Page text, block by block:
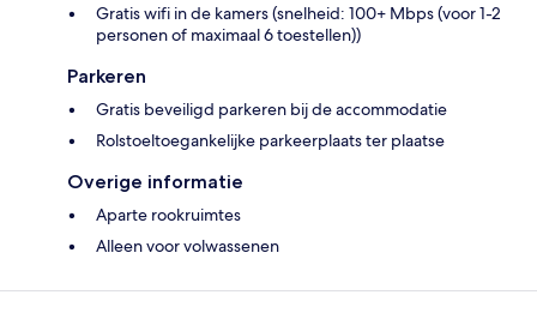
Gratis wifi in de kamers (snelheid: 100+ Mbps (voor 1-2
personen of maximaal 6 toestellen))
Parkeren
Gratis beveiligd parkeren bij de accommodatie
Rolstoeltoegankelijke parkeerplaats ter plaatse
Overige informatie
Aparte rookruimtes
Alleen voor volwassenen